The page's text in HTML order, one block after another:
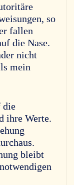
so
fallen
die Nase.
nicht
mein
die
ihre Werte.
bleibt